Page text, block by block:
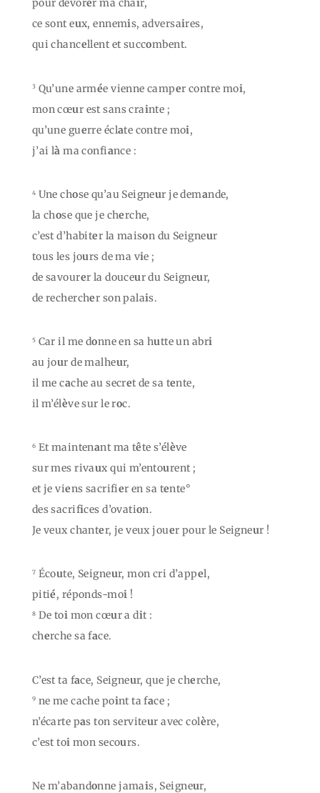
pour dévorer ma chair,
ce sont eux, ennemis, adversaires,
qui chancellent et succombent.
3 Qu’une armée vienne camper contre moi,
mon cœur est sans crainte ;
qu’une guerre éclate contre moi,
j’ai là ma confiance :
4 Une chose qu’au Seigneur je demande,
la chose que je cherche,
c’est d’habiter la maison du Seigneur
tous les jours de ma vie ;
de savourer la douceur du Seigneur,
de rechercher son palais.
5 Car il me donne en sa hutte un abri
au jour de malheur,
il me cache au secret de sa tente,
il m’élève sur le roc.
6 Et maintenant ma tête s’élève
sur mes rivaux qui m’entourent ;
et je viens sacrifier en sa tente°
des sacrifices d’ovation.
Je veux chanter, je veux jouer pour le Seigneur !
7 Écoute, Seigneur, mon cri d’appel,
pitié, réponds-moi !
8 De toi mon cœur a dit :
cherche sa face.
C’est ta face, Seigneur, que je cherche,
9 ne me cache point ta face ;
n’écarte pas ton serviteur avec colère,
c’est toi mon secours.
Ne m’abandonne jamais, Seigneur,